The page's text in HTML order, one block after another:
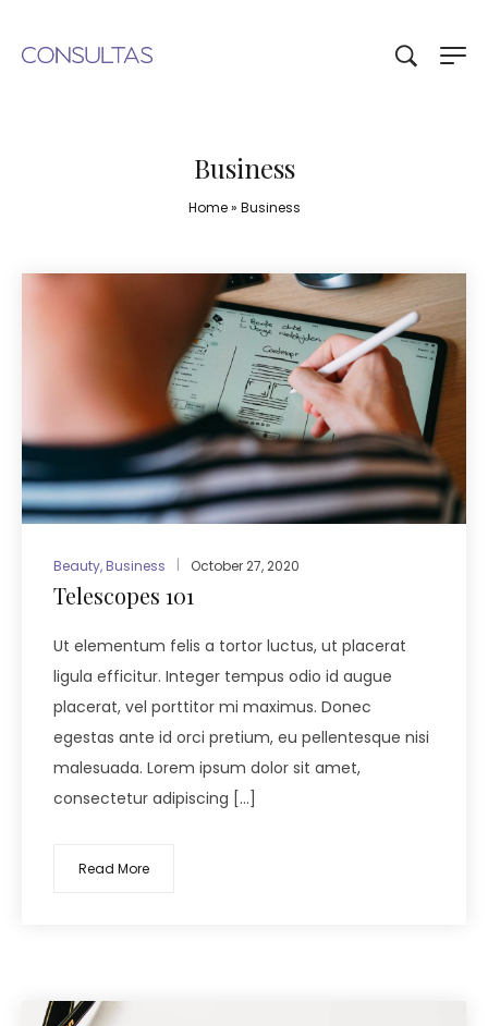
Business
Home» Business
Beauty, Business October 27, 2020
Telescopes 101
Ut elementum felis a tortor luctus, ut placerat
ligula efficitur. Integer tempus odio id augue
placerat, vel porttitor mi maximus. Donec
egestas ante id orci pretium, eu pellentesque nisi
malesuada. Lorem ipsum dolor sit amet,
consectetur adipiscing […]
Read More